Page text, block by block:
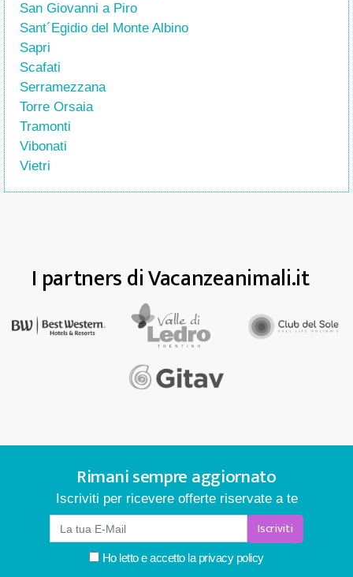
San Giovanni a Piro
Sant´Egidio del Monte Albino
Sapri
Scafati
Serramezzana
Torre Orsaia
Tramonti
Vibonati
Vietri
I partners di Vacanzeanimali.it
Rimani sempre aggiornato
Iscriviti per ricevere offerte riservate a te
Iscriviti
Ho letto e accetto laprivacy policy